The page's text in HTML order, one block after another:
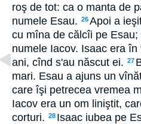
roş de tot: ca o manta de
numele Esau. 26Apoi a
cu mîna de călcîi pe
numele Iacov. Isaac era
ani, cînd s'au născut ei. 27
mari. Esau a ajuns un
care îşi petrecea vremea
Iacov era un om liniştit,
corturi. 28 Isaac iubea pe